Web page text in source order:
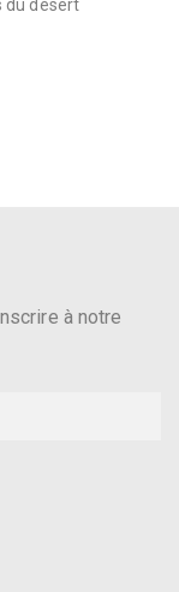
du désert
à notre